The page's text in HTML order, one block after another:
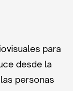
para
desde la
personas